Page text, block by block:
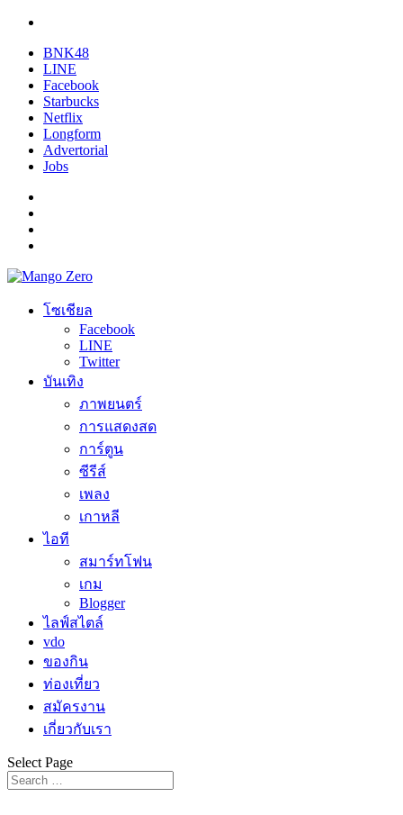
BNK48
LINE
Facebook
Starbucks
Netflix
Longform
Advertorial
Jobs
โซเชียล
Facebook
LINE
Twitter
บันเทิง
ภาพยนตร์
การแสดงสด
การ์ตูน
ซีรีส์
เพลง
เกาหลี
ไอที
สมาร์ทโฟน
เกม
Blogger
ไลฟ์สไตล์
vdo
ของกิน
ท่องเที่ยว
สมัครงาน
เกี่ยวกับเรา
Select Page